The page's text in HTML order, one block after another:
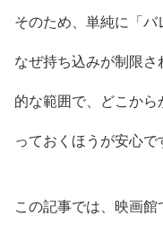
そのため、単純に「バ
なぜ持ち込みが制限
的な範囲で、どこか
っておくほうが安心で
この記事では、映画